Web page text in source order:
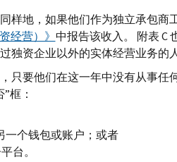
样地，如果他们作为独立承包商
经营）》 中报告该收入。 附表C
资企业以外的实体经营业务的人
只要他们在这一年中没有从事任
框：
一个钱包或账户；或者
台。